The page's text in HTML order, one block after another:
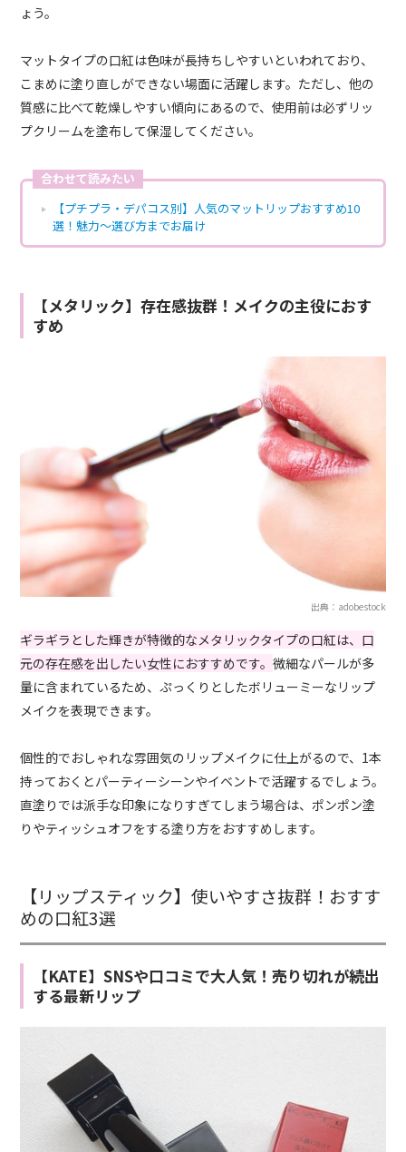
ょう。
マットタイプの口紅は色味が長持ちしやすいといわれており、
こまめに塗り直しができない場面に活躍します。ただし、他の
質感に比べて乾燥しやすい傾向にあるので、使用前は必ずリッ
プクリームを塗布して保湿してください。
合わせて読みたい
【プチプラ・デパコス別】人気のマットリップおすすめ10
選！魅力〜選び方までお届け
【メタリック】存在感抜群！メイクの主役におす
すめ
出典：adobestock
ギラギラとした輝きが特徴的なメタリックタイプの口紅は、口
元の存在感を出したい女性におすすめです。微細なパールが多
量に含まれているため、ぷっくりとしたボリューミーなリップ
メイクを表現できます。
個性的でおしゃれな雰囲気のリップメイクに仕上がるので、1本
持っておくとパーティーシーンやイベントで活躍するでしょう。
直塗りでは派手な印象になりすぎてしまう場合は、ポンポン塗
りやティッシュオフをする塗り方をおすすめします。
【リップスティック】使いやすさ抜群！おすす
めの口紅3選
【KATE】SNSや口コミで大人気！売り切れが続出
する最新リップ